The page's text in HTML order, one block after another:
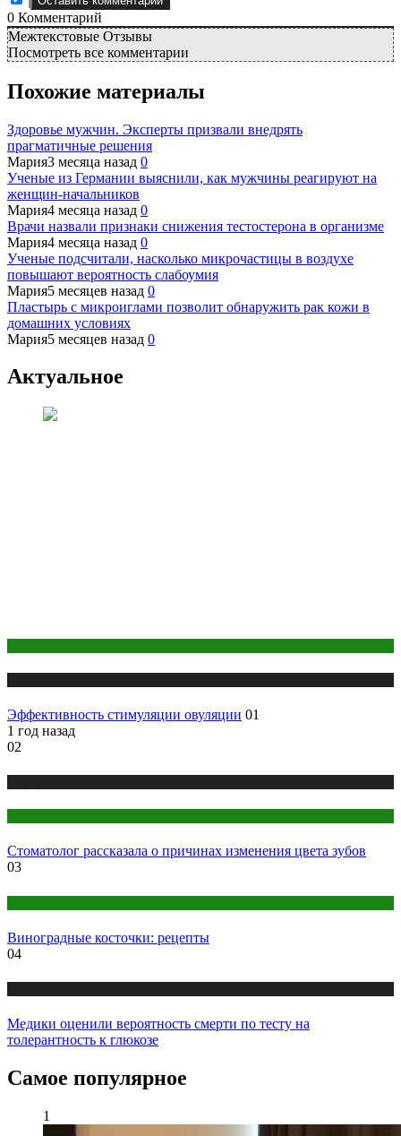
0 Комментарий
Межтекстовые Отзывы
Посмотреть все комментарии
Похожие материалы
Здоровье мужчин. Эксперты призвали внедрять
прагматичные решения
Мария3 месяца назад 0
Ученые из Германии выяснили, как мужчины реагируют на
женщин-начальников
Мария4 месяца назад 0
Врачи назвали признаки снижения тестостерона в организме
Мария4 месяца назад 0
Ученые подсчитали, насколько микрочастицы в воздухе
повышают вероятность слабоумия
Мария5 месяцев назад 0
Пластырь с микроиглами позволит обнаружить рак кожи в
домашних условиях
Мария5 месяцев назад 0
Актуальное
Эффективность стимуляции овуляции 01
1 год назад
02
Стоматолог рассказала о причинах изменения цвета зубов
03
Виноградные косточки: рецепты
04
Медики оценили вероятность смерти по тесту на
толерантность к глюкозе
Самое популярное
1